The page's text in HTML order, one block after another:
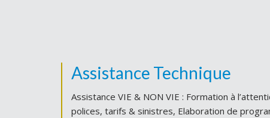
Assistance Technique
Assistance VIE & NON VIE : Formation à
polices, tarifs & sinistres, Elaboration de